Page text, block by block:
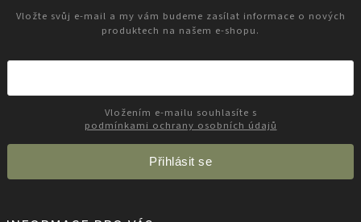
Vložte svůj e-mail a my vám budeme zasílat informace o nových
produktech na našem e-shopu.
podmínkami ochrany osobních údajů
Přihlásit se